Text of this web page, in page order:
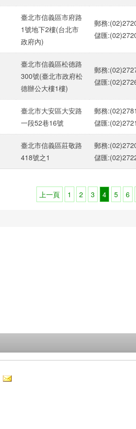
臺北市信義區市府路
1號地下2樓(台北市
政府內)
郵務
儲匯
臺北市信義區松德路
300號(臺北市政府松
德辦公大樓1樓)
郵務
儲匯
臺北市大安區大安路
一段52巷16號
郵務
儲匯
臺北市信義區莊敬路
418號之1
郵務
儲匯
上一頁 1 2 3 4 5 6